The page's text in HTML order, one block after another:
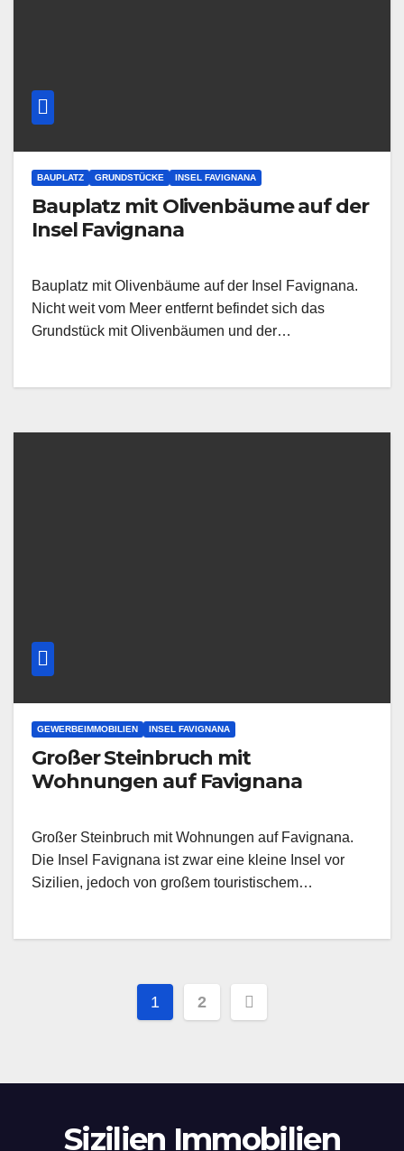
BAUPLATZ GRUNDSTÜCKE INSEL FAVIGNANA
Bauplatz mit Olivenbäume auf der
Insel Favignana
Bauplatz mit Olivenbäume auf der Insel Favignana.
Nicht weit vom Meer entfernt befindet sich das
Grundstück mit Olivenbäumen und der…
GEWERBEIMMOBILIEN INSEL FAVIGNANA
Großer Steinbruch mit
Wohnungen auf Favignana
Großer Steinbruch mit Wohnungen auf Favignana.
Die Insel Favignana ist zwar eine kleine Insel vor
Sizilien, jedoch von großem touristischem…
Posts
1 2
Sizilien Immobilien